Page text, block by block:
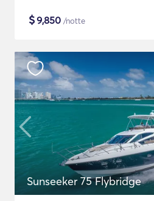
$9,850 /notte
Sunseeker 75 Flybridge